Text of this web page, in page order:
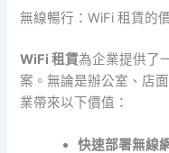
無線暢行：WiFi 租賃的
WiFi 租賃為企業提供了
案。無論是辦公室、店
業帶來以下價值：
快速部署無線